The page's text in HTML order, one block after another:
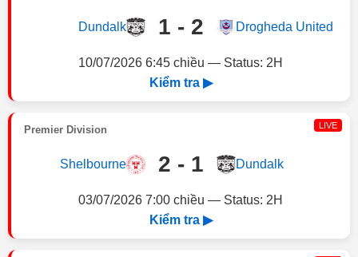
Dundalk 1 - 2 Drogheda United
10/07/2026 6:45 chiều — Status: 2H
Kiểm tra ▶
Premier Division LIVE
Shelbourne 2 - 1 Dundalk
03/07/2026 7:00 chiều — Status: 2H
Kiểm tra ▶